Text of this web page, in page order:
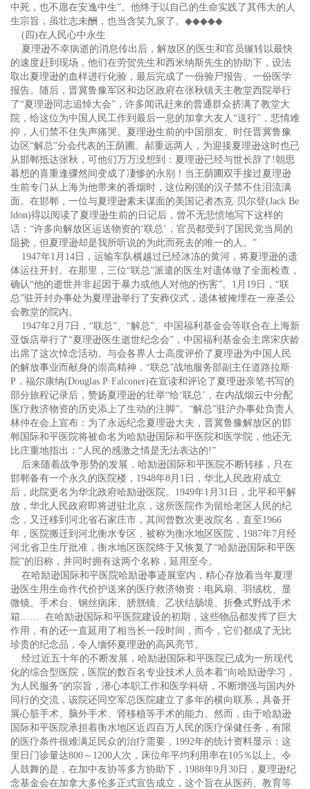
中死，也不愿在安逸中生”。他终于以自己的生命实践了其伟大的人
生宗旨，虽壮志未酬，也当含笑九泉了。 ◆◆◆◆◆
(四)在人民心中永生
夏理逊不幸病逝的消息传出后，解放区的医生和官员辗转以最快
的速度赶到现场，他们在劳贺先生和西米纳斯先生的协助下，设法
取出夏理逊的血样进行化验，最后完成了一份验尸报告、一份医学
报告。随后，晋冀鲁豫军区和边区政府在张秋镇天主教堂西院举行
了“夏理逊同志追悼大会”，许多闻讯赶来的普通群众挤满了教堂大
院，给这位为中国人民工作到最后一息的加拿大友人“送行”，悲情难
抑，人们禁不住失声痛哭。夏理逊生前的中国朋友、时任晋冀鲁豫
边区“解总”分会代表的王荫圃、郝重远两人，为迎接夏理逊这时也已
从邯郸抵达张秋，可他们万万没想到：夏理逊已经与世长辞了!朝思
暮想的喜重逢骤然间变成了凄惨的永别！当王荫圃双手接过夏理逊
生前专门从上海为他带来的香烟时，这位刚强的汉子禁不住泪流满
面。在邯郸，一位与夏理逊素未谋面的美国记者杰克·贝尔登(Jack Be
ldon)得以阅读了夏理逊生前的日记后，曾不无悲愤地写下这样的
话：“许多向解放区运送物资的‘联总’，官员都受到了国民党当局的
阻挠，但夏理逊却是我所听说的为此而死去的唯一的人。”
1947年1月14日，运输车队横越过已经冰冻的黄河，将夏理逊的遗
体运往开封。在那里，三位“联总”派遣的医生对遗体做了全面检查，
确认“他的逝世并非起因于暴力或他人对他的伤害”。1月19日，“联
总”驻开封办事处为夏理逊举行了安葬仪式，遗体被掩埋在一座圣公
会教堂的院内。
1947年2月7日，“联总”、“解总”、中国福利基金会等联合在上海新
亚饭店举行了“夏理逊医生逝世纪念会”，中国福利基金会主席宋庆龄
出席了这次悼念活动。与会各界人士高度评价了夏理逊为中国人民
的解放事业而献身的崇高精神，“联总”战地服务部副主任道路拉斯·
P．福尔康纳(Douglas P·Falconer)在宣读和评论了夏理逊亲笔书写的
部分旅程记录后，赞扬夏理逊的壮举“给‘联总’，在内战烟云中分配
医疗救济物资的历史添上了生动的注脚”。“解总”驻沪办事处负责人
林仲在会上宣布：为了永远纪念夏理逊大夫，晋冀鲁豫解放区的邯
郸国际和平医院将被命名为哈励逊国际和平医院和医学院，他还无
比庄重地指出：“人民的感激之情是无法表达的!”
后来随着战争形势的发展，哈励逊国际和平医院不断转移，只在
邯郸备有一个永久的医院楼，1948年8月1日，华北人民政府成立
后，此院更名为华北政府哈励逊医院。1949年1月31日，北平和平解
放，华北人民政府即将进驻北京，这所医院作为留给老区人民的纪
念，又迁移到河北省石家庄市，其间曾数次更改院名，直至1966
年，医院搬迁到河北衡水专区，被称为衡水地区医院，1987年7月经
河北省卫生厅批准，衡水地区医院终于又恢复了“哈励逊国际和平医
院”的旧称，并同时拥有这两个名称，延用至今。
在哈励逊国际和平医院哈励逊事迹展室内，精心存放着当年夏理
逊医生用生命作代价护送来的医疗救济物资：电风扇、羽绒枕、显
微镜、手术台、钢丝病床、膀胱镜、乙状结肠境、折叠式野战手术
箱…… 在哈励逊国际和平医院建设的初期，这些物品都发挥了巨大
作用，有的还一直延用了相当长一段时间，而今，它们都成了无比
珍贵的纪念品，令人缅怀夏理逊的高风亮节。
经过近五十年的不断发展，哈励逊国际和平医院已成为一所现代
化的综合型医院，医院的数百名专业技术人员本着“向哈励逊学习，
为人民服务”的宗旨，潜心本职工作和医学科研，不断增强与国内外
同行的交流，该院还同空军总医院建立了多年的横向联系，具备开
展心脏手术、脑外手术、肾移植等手术的能力。然而，由于哈励逊
国际和平医院承担着衡水地区近四百万人民的医疗保健任务，有限
的医疗条件很难满足民众的治疗需要，1992年的统计资料显示：这
里日门诊量达800～1200人次，床位年平均利用率在105％以上。令
人鼓舞的是，在加中友协等多方协助下，1988年9月30日，夏理逊纪
念基金会在加拿大多伦多正式宣告成立，这个旨在从医药、教育等